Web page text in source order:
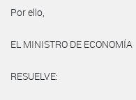
Por ello,
EL MINISTRO DE ECONOMÍA
RESUELVE: